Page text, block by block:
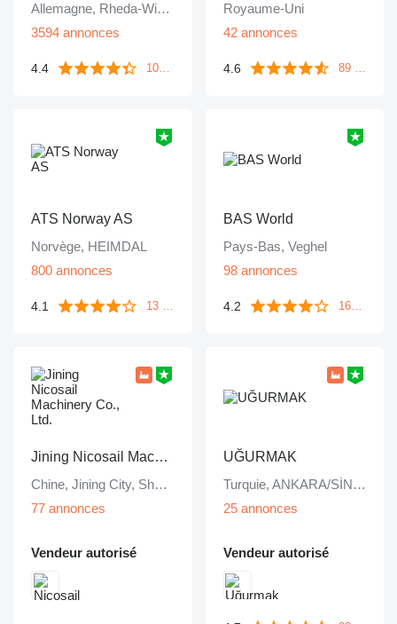
Allemagne, Rheda-Wiedenbrück
3594 annonces
4.4 106 commentaires
Royaume-Uni
42 annonces
4.6 89 commentaires
ATS Norway AS
Norvège, HEIMDAL
800 annonces
4.1 13 commentaires
BAS World
Pays-Bas, Veghel
98 annonces
4.2 1643 commentaires
Jining Nicosail Machinery Co., Ltd.
Chine, Jining City, Shandong Province
77 annonces
Vendeur autorisé
UĞURMAK
Turquie, ANKARA/SİNCAN
25 annonces
Vendeur autorisé